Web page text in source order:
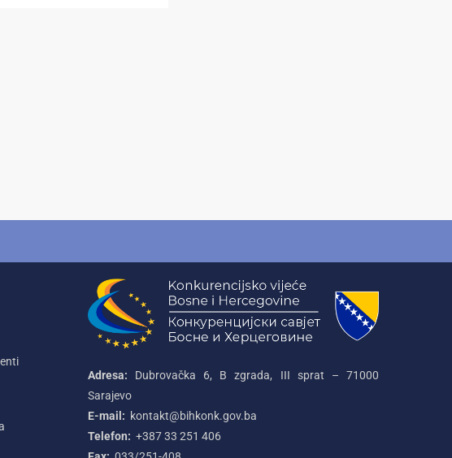
Adresa: Dubrovačka 6, B zgrada, III sprat – 71000‌
Sarajevo
E-mail: kontakt@bihkonk.gov.ba
Telefon: +387‌ 33‌ 251‌ 406